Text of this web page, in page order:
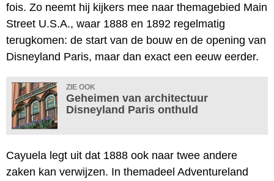
fois. Zo neemt hij kijkers mee naar themagebied Main
Street U.S.A., waar 1888 en 1892 regelmatig
terugkomen: de start van de bouw en de opening van
Disneyland Paris, maar dan exact een eeuw eerder.
ZIE OOK
Geheimen van architectuur
Disneyland Paris onthuld
Cayuela legt uit dat 1888 ook naar twee andere
zaken kan verwijzen. In themadeel Adventureland